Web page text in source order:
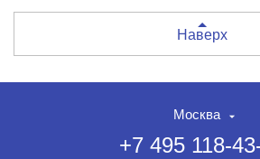
Наверх
Москва
+7 495 118-